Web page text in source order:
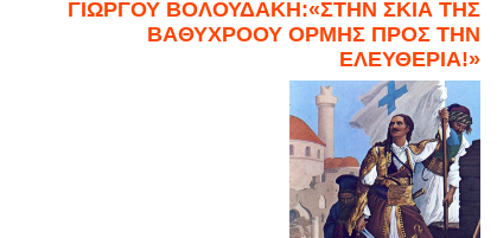
ΓΙΩΡΓΟΥ ΒΟΛΟΥΔΑΚΗ:«ΣΤΗΝ ΣΚΙΑ ΤΗΣ
ΒΑΘΥΧΡΟΟΥ ΟΡΜΗΣ ΠΡΟΣ ΤΗΝ
ΕΛΕΥΘΕΡΙΑ!»